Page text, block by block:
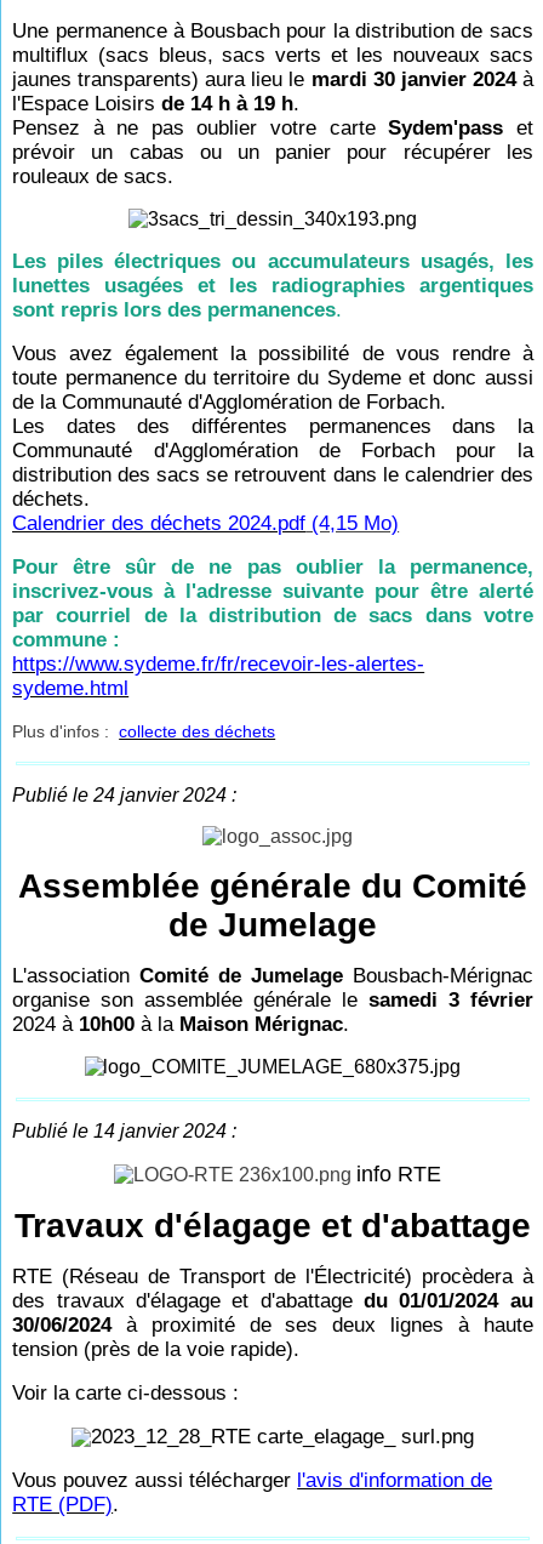
Une permanence à Bousbach pour la distribution de sacs
multiflux (sacs bleus, sacs verts et les nouveaux sacs
jaunes transparents) aura lieu le mardi 30 janvier 2024à
l'Espace Loisirsde 14 h à 19 h.
Pensez à ne pas oublier votre carteSydem'pass et
prévoir un cabas ou un panier pour récupérer les
rouleaux de sacs.
Les piles électriques ou accumulateurs usagés, les
lunettes usagées et les radiographies argentiques
sont repris lors des permanences.
Vous avez également la possibilité de vous rendre à
toute permanence du territoire du Sydeme et donc aussi
de la Communauté d'Agglomération de Forbach.
Les dates des différentes permanences dans la
Communauté d'Agglomération de Forbach pour la
distribution des sacs se retrouvent dans le calendrier des
déchets.
Calendrier des déchets 2024.pdf (4,15 Mo)
Pour être sûr de ne pas oublier la permanence,
inscrivez-vous à l'adresse suivante pour être alerté
par courriel de la distribution de sacs dans votre
commune :
https://www.sydeme.fr/fr/recevoir-les-alertes-
sydeme.html
Plus d'infos :collecte des déchets
Publié le 24 janvier 2024 :
Assemblée générale du Comité
de Jumelage
L'associationComité de JumelageBousbach-Mérignac
organise son assemblée générale le samedi 3 février
2024 à 10h00 à la Maison Mérignac.
Publié le 14 janvier 2024 :
info RTE
Travaux d'élagage et d'abattage
RTE (Réseau de Transport de l'Électricité) procèdera à
des travaux d'élagage et d'abattagedu 01/01/2024 au
30/06/2024à proximité de ses deux lignes à haute
tension (près de la voie rapide).
Voir la carte ci-dessous :
Vous pouvez aussi télécharger l'avis d'information de
RTE (PDF).